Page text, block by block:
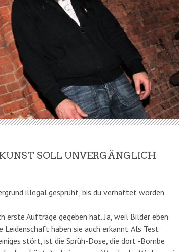
SOLL UNVERGÄNGLICH
illegal gesprüht, bis du verhaftet worden
erste Aufträge gegeben hat. Ja, weil Bilder eben
haben sie auch erkannt. Als Test
stört, ist die Sprüh-Dose, die dort -Bombe